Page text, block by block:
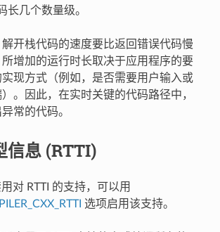
长几个数量级。
开栈代码的速度要比返回错误代码慢
增加的运行时长取决于应用程序的要
现方式（例如，是否需要用户输入或
。因此，在实时关键的代码路径中，
常的代码。
信息 (RTTI)
对 RTTI 的支持，可以用
选项启用该支持。